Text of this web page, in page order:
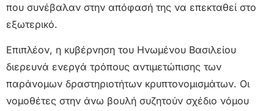
που συνέβαλαν στην απόφασή της να επεκταθεί στο
εξωτερικό.
Επιπλέον, η κυβέρνηση του Ηνωμένου Βασιλείου
διερευνά ενεργά τρόπους αντιμετώπισης των
παράνομων δραστηριοτήτων κρυπτονομισμάτων. Οι
νομοθέτες στην άνω βουλή συζητούν σχέδιο νόμου